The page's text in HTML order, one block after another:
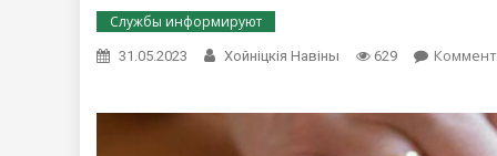
Службы информируют
31.05.2023 Хойнiцкiя Навiны 629